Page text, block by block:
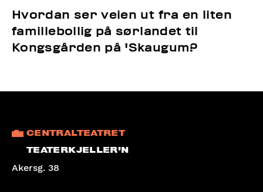
CENTRALTEATRET
TEATERKJELLER'N
Akersg. 38
Hvordan ser veien ut fra en liten
famillebollig på sørlandet til
Kongsgården på 'Skaugum?